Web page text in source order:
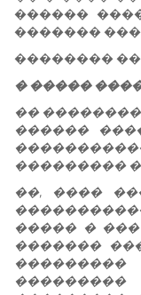
������
�������
��������
� �����
��
������
���������
��, ����
����� � ���
�������
���������